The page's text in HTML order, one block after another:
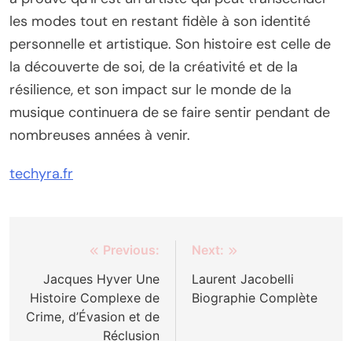
les modes tout en restant fidèle à son identité
personnelle et artistique. Son histoire est celle de
la découverte de soi, de la créativité et de la
résilience, et son impact sur le monde de la
musique continuera de se faire sentir pendant de
nombreuses années à venir.
techyra.fr
navigation
Previous:
Jacques Hyver Une
Histoire Complexe de
Crime, d’Évasion et de
Réclusion
Next:
Laurent Jacobelli
Biographie Complète